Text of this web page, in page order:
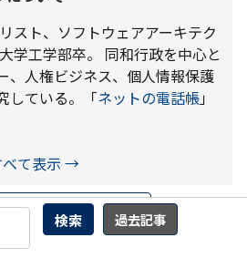
検索 過去記事
スト、ソフトウェアアーキテク
部卒。 同和行政を中心と
、人権ビジネス、個人情報保護
している。「ネットの電話帳」
て表示 →
父市薮崎“西薮崎”